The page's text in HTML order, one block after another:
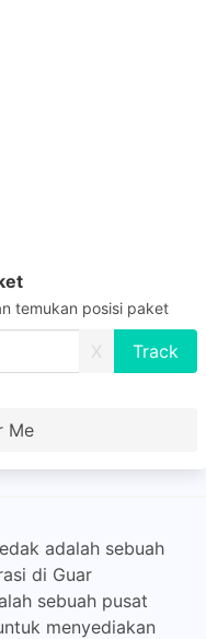
temukan posisi paket
X
Me
adalah sebuah
di Guar
sebuah pusat
menyediakan